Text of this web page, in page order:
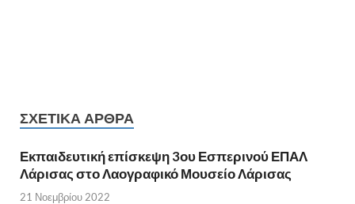
ΣΧΕΤΙΚΆ ΆΡΘΡΑ
Εκπαιδευτική επίσκεψη 3ου Εσπερινού ΕΠΑΛ
Λάρισας στο Λαογραφικό Μουσείο Λάρισας
21 Νοεμβρίου 2022